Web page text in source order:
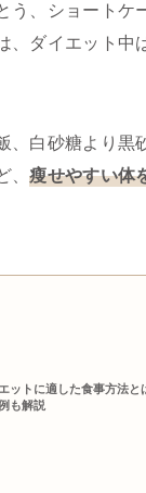
う、ショートケ
、ダイエット中
、白砂糖より黒
、瘦せやすい体
ットに適した食事方法と
も解説